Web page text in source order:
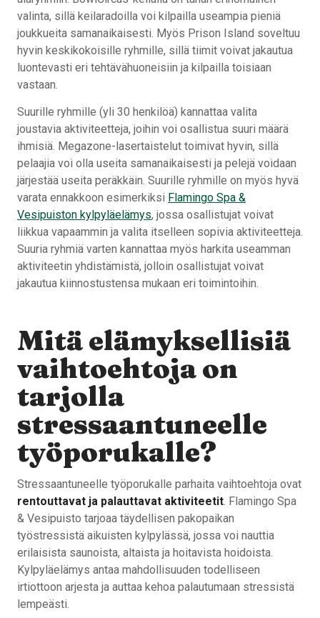
valinta, sillä keilaradoilla voi kilpailla useampia pieniä
joukkueita samanaikaisesti. Myös Prison Island soveltuu
hyvin keskikokoisille ryhmille, sillä tiimit voivat jakautua
luontevasti eri tehtävähuoneisiin ja kilpailla toisiaan
vastaan.
Suurille ryhmille (yli 30 henkilöä) kannattaa valita
joustavia aktiviteetteja, joihin voi osallistua suuri määrä
ihmisiä. Megazone-lasertaistelut toimivat hyvin, sillä
pelaajia voi olla useita samanaikaisesti ja pelejä voidaan
järjestää useita peräkkäin. Suurille ryhmille on myös hyvä
varata ennakkoon esimerkiksi Flamingo Spa &
Vesipuiston kylpyläelämys, jossa osallistujat voivat
liikkua vapaammin ja valita itselleen sopivia aktiviteetteja.
Suuria ryhmiä varten kannattaa myös harkita useamman
aktiviteetin yhdistämistä, jolloin osallistujat voivat
jakautua kiinnostustensa mukaan eri toimintoihin.
Mitä elämyksellisiä
vaihtoehtoja on
tarjolla
stressaantuneelle
työporukalle?
Stressaantuneelle työporukalle parhaita vaihtoehtoja ovat
rentouttavat ja palauttavat aktiviteetit . Flamingo Spa
& Vesipuisto tarjoaa täydellisen pakopaikan
työstressistä aikuisten kylpylässä, jossa voi nauttia
erilaisista saunoista, altaista ja hoitavista hoidoista.
Kylpyläelämys antaa mahdollisuuden todelliseen
irtiottoon arjesta ja auttaa kehoa palautumaan stressistä
lempeästi.